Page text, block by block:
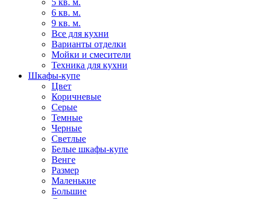
5 кв. м.
6 кв. м.
9 кв. м.
Все для кухни
Варианты отделки
Мойки и смесители
Техника для кухни
Шкафы-купе
Цвет
Коричневые
Серые
Темные
Черные
Светлые
Белые шкафы-купе
Венге
Размер
Маленькие
Большие